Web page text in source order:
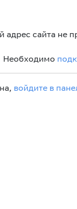
адрес сайта не
Необходимо
войдите в